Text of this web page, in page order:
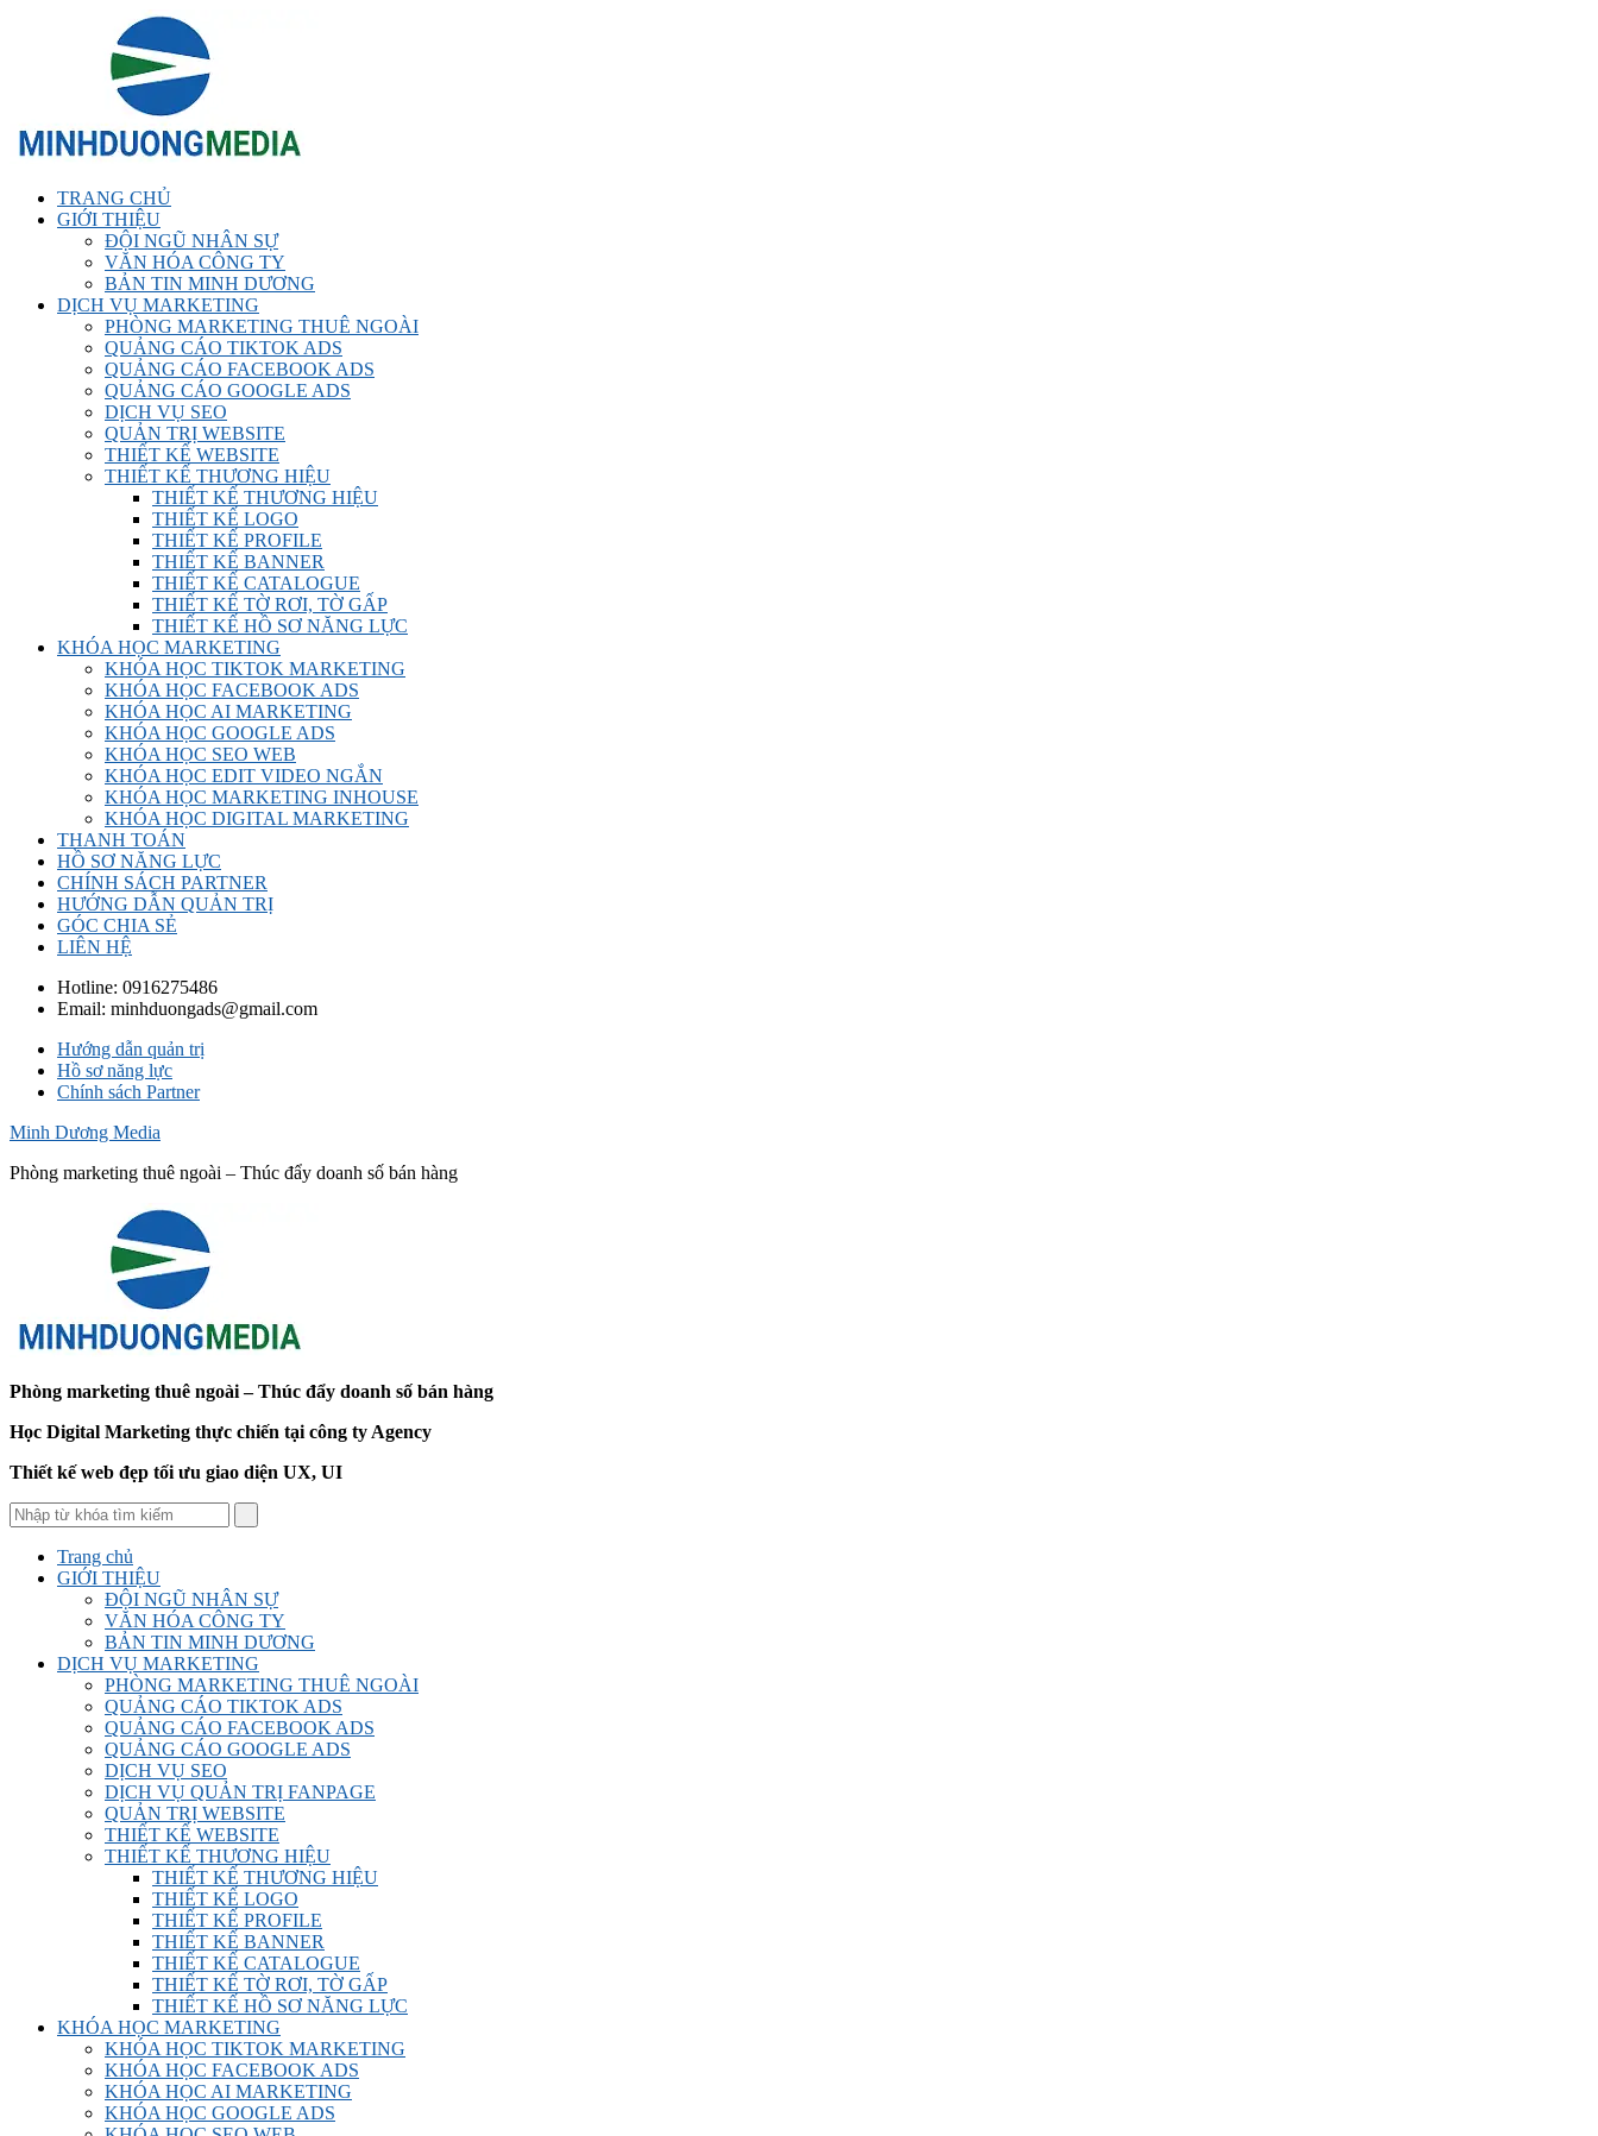
TRANG CHỦ
GIỚI THIỆU
ĐỘI NGŨ NHÂN SỰ
VĂN HÓA CÔNG TY
BẢN TIN MINH DƯƠNG
DỊCH VỤ MARKETING
PHÒNG MARKETING THUÊ NGOÀI
QUẢNG CÁO TIKTOK ADS
QUẢNG CÁO FACEBOOK ADS
QUẢNG CÁO GOOGLE ADS
DỊCH VỤ SEO
QUẢN TRỊ WEBSITE
THIẾT KẾ WEBSITE
THIẾT KẾ THƯƠNG HIỆU
THIẾT KẾ THƯƠNG HIỆU
THIẾT KẾ LOGO
THIẾT KẾ PROFILE
THIẾT KẾ BANNER
THIẾT KẾ CATALOGUE
THIẾT KẾ TỜ RƠI, TỜ GẤP
THIẾT KẾ HỒ SƠ NĂNG LỰC
KHÓA HỌC MARKETING
KHÓA HỌC TIKTOK MARKETING
KHÓA HỌC FACEBOOK ADS
KHÓA HỌC AI MARKETING
KHÓA HỌC GOOGLE ADS
KHÓA HỌC SEO WEB
KHÓA HỌC EDIT VIDEO NGẮN
KHÓA HỌC MARKETING INHOUSE
KHÓA HỌC DIGITAL MARKETING
THANH TOÁN
HỒ SƠ NĂNG LỰC
CHÍNH SÁCH PARTNER
HƯỚNG DẪN QUẢN TRỊ
GÓC CHIA SẺ
LIÊN HỆ
Hotline: 0916275486
Email: minhduongads@gmail.com
Hướng dẫn quản trị
Hồ sơ năng lực
Chính sách Partner
Minh Dương Media
Phòng marketing thuê ngoài – Thúc đẩy doanh số bán hàng
Phòng marketing thuê ngoài – Thúc đẩy doanh số bán hàng
Học Digital Marketing thực chiến tại công ty Agency
Thiết kế web đẹp tối ưu giao diện UX, UI
Trang chủ
GIỚI THIỆU
ĐỘI NGŨ NHÂN SỰ
VĂN HÓA CÔNG TY
BẢN TIN MINH DƯƠNG
DỊCH VỤ MARKETING
PHÒNG MARKETING THUÊ NGOÀI
QUẢNG CÁO TIKTOK ADS
QUẢNG CÁO FACEBOOK ADS
QUẢNG CÁO GOOGLE ADS
DỊCH VỤ SEO
DỊCH VỤ QUẢN TRỊ FANPAGE
QUẢN TRỊ WEBSITE
THIẾT KẾ WEBSITE
THIẾT KẾ THƯƠNG HIỆU
THIẾT KẾ THƯƠNG HIỆU
THIẾT KẾ LOGO
THIẾT KẾ PROFILE
THIẾT KẾ BANNER
THIẾT KẾ CATALOGUE
THIẾT KẾ TỜ RƠI, TỜ GẤP
THIẾT KẾ HỒ SƠ NĂNG LỰC
KHÓA HỌC MARKETING
KHÓA HỌC TIKTOK MARKETING
KHÓA HỌC FACEBOOK ADS
KHÓA HỌC AI MARKETING
KHÓA HỌC GOOGLE ADS